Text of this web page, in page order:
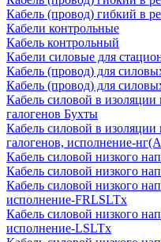
Кабель (провод) гибкий в
Кабели контрольные
Кабель контрольный
Кабели силовые для
Кабель (провод) для
Кабель (провод) для
Кабель силовой в
галогенов Бухты
Кабель силовой в
галогенов, исполнение-
Кабель силовой низкого
Кабель силовой низкого
Кабель силовой низкого
исполнение-FRLSLTx
Кабель силовой низкого
исполнение-LSLTx